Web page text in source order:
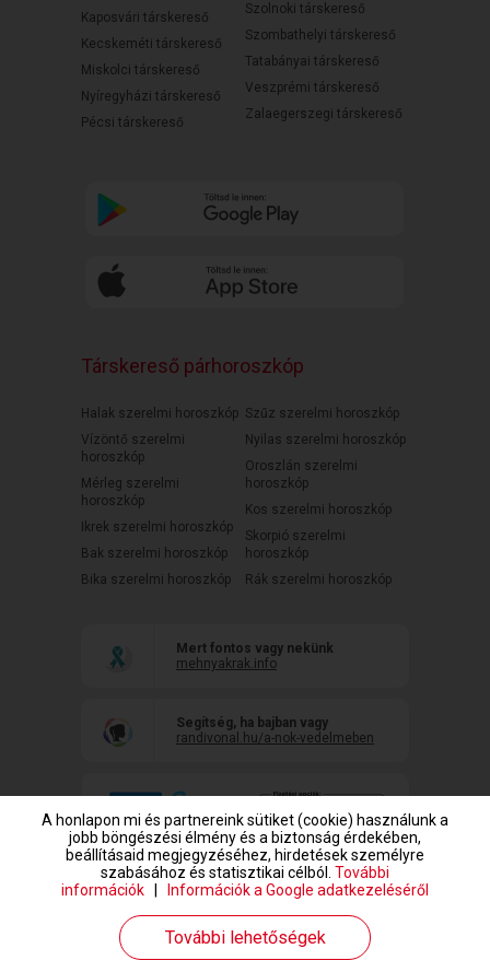
Kaposvári társkereső
Kecskeméti társkereső
Miskolci társkereső
Nyíregyházi társkereső
Pécsi társkereső
Szolnoki társkereső
Szombathelyi társkereső
Tatabányai társkereső
Veszprémi társkereső
Zalaegerszegi társkereső
Társkereső párhoroszkóp
Halak szerelmi horoszkóp
Vízöntő szerelmi
horoszkóp
Mérleg szerelmi
horoszkóp
Ikrek szerelmi horoszkóp
Bak szerelmi horoszkóp
Bika szerelmi horoszkóp
Szűz szerelmi horoszkóp
Nyilas szerelmi horoszkóp
Oroszlán szerelmi
horoszkóp
Kos szerelmi horoszkóp
Skorpió szerelmi
horoszkóp
Rák szerelmi horoszkóp
Mert fontos vagy nekünk
mehnyakrak.info
Segítség, ha bajban vagy
randivonal.hu/a-nok-vedelmeben
www.randivonal.hu © Copyright 1999-2026 Dating Central Europe Zrt.
A honlapon mi és partnereink sütiket (cookie) használunk a
jobb böngészési élmény és a biztonság érdekében,
beállításaid megjegyzéséhez, hirdetések személyre
szabásához és statisztikai célból. További
információk
Információk a Google adatkezeléséről
További lehetőségek